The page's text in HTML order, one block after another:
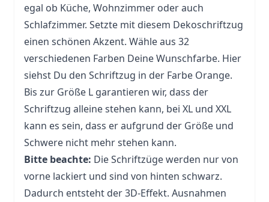
egal ob Küche, Wohnzimmer oder auch
Schlafzimmer. Setzte mit diesem Dekoschriftzug
einen schönen Akzent. Wähle aus 32
verschiedenen Farben Deine Wunschfarbe. Hier
siehst Du den Schriftzug in der Farbe Orange.
Bis zur Größe L garantieren wir, dass der
Schriftzug alleine stehen kann, bei XL und XXL
kann es sein, dass er aufgrund der Größe und
Schwere nicht mehr stehen kann.
Bitte beachte: Die Schriftzüge werden nur von
vorne lackiert und sind von hinten schwarz.
Dadurch entsteht der 3D-Effekt. Ausnahmen